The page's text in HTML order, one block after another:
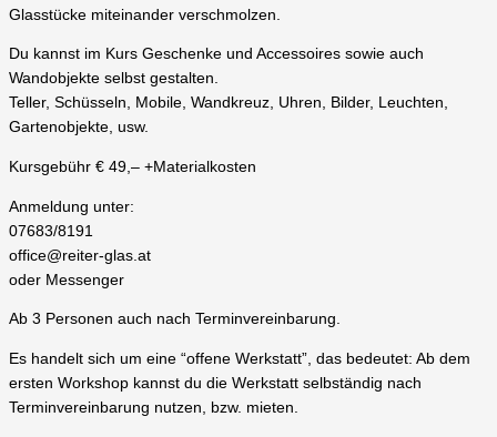
Glasstücke miteinander verschmolzen.
Du kannst im Kurs Geschenke und Accessoires sowie auch
Wandobjekte selbst gestalten.
Teller, Schüsseln, Mobile, Wandkreuz, Uhren, Bilder, Leuchten,
Gartenobjekte, usw.
Kursgebühr € 49,– +Materialkosten
Anmeldung unter:
07683/8191
office@reiter-glas.at
oder Messenger
Ab 3 Personen auch nach Terminvereinbarung.
Es handelt sich um eine “offene Werkstatt”, das bedeutet: Ab dem
ersten Workshop kannst du die Werkstatt selbständig nach
Terminvereinbarung nutzen, bzw. mieten.